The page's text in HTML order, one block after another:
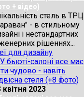
+ відео)
стель в ТРЦ
- в стильному
і нестандартних
рішеннях...
для дизайну
квітня 2023